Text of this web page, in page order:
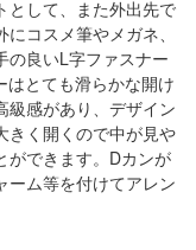
として、また外出先で
コスメ筆やメガネ、
の良いL字ファスナー
はとても滑らかな開け
級感があり、デザイン
きく開くので中が見や
ができます。Dカンが
ーム等を付けてアレン